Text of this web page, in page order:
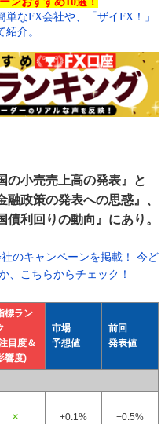
なFX会社や、「ザイFX！」
介。
の小売売上高の発表』と
融政策の発表への思惑』、
利回りの動向』にあり。
のキャンペーンを掲載！ 今ど
、こちらからチェック！
標ラン
目度＆
響度)
市場
予想値
前回
発表値
+0.1% +0.5%